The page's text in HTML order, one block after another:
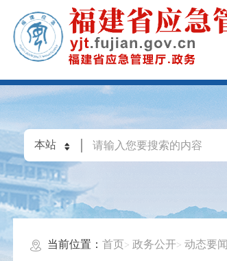
当前位置：首页 政务公开 动态要闻